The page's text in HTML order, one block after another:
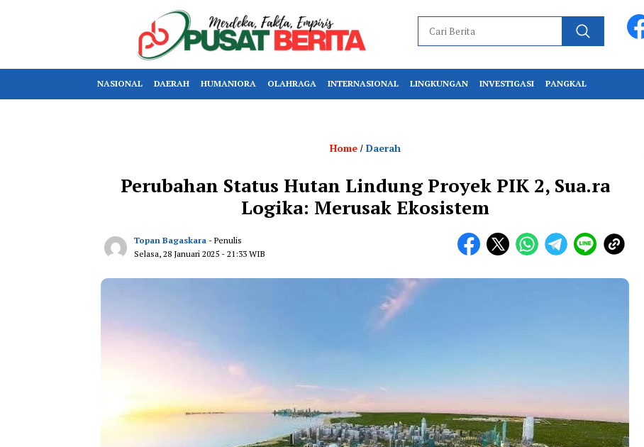
NASIONAL DAERAH HUMANIORA OLAHRAGA INTERNASIONAL LINGKUNGAN INVESTIGASI PANGKAL
Home/ Daerah
Perubahan Status Hutan Lindung Proyek PIK 2, Sua.ra
Logika: Merusak Ekosistem
Topan Bagaskara - Penulis
Selasa, 28 Januari 2025 - 21:33 WIB